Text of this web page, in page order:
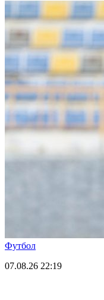
Футбол
07.08.26 22:19